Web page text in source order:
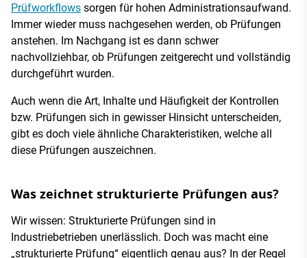
Prüfworkflows sorgen für hohen Administrationsaufwand.
Immer wieder muss nachgesehen werden, ob Prüfungen
anstehen. Im Nachgang ist es dann schwer
nachvollziehbar, ob Prüfungen zeitgerecht und vollständig
durchgeführt wurden.
Auch wenn die Art, Inhalte und Häufigkeit der Kontrollen
bzw. Prüfungen sich in gewisser Hinsicht unterscheiden,
gibt es doch viele ähnliche Charakteristiken, welche all
diese Prüfungen auszeichnen.
Was zeichnet strukturierte Prüfungen aus?
Wir wissen: Strukturierte Prüfungen sind in
Industriebetrieben unerlässlich. Doch was macht eine
„strukturierte Prüfung“ eigentlich genau aus? In der Regel